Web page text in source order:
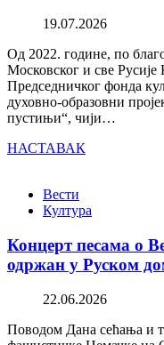
19.07.2026
Од 2022. године, по
Московског и све
Председничког фонда
духовно-образовни
пустињи“, чији…
НАСТАВАК
Вести
Култура
Концерт песама о
одржан у Руском
22.06.2026
Поводом Дана сећања и